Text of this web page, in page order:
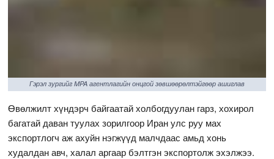
Гэрэл зургийг MPA агентлагийн онцгой зөвшөөрөлтэйгөөр ашиглав
Өвөлжилт хүндэрч байгаатай холбогдуулан гарз, хохирол
багатай даван туулах зорилгоор Иран улс руу мах
экспортлогч аж ахуйн нэгжүүд малчдаас амьд хонь
худалдан авч, халал аргаар бэлтгэн экспортолж эхэлжээ.